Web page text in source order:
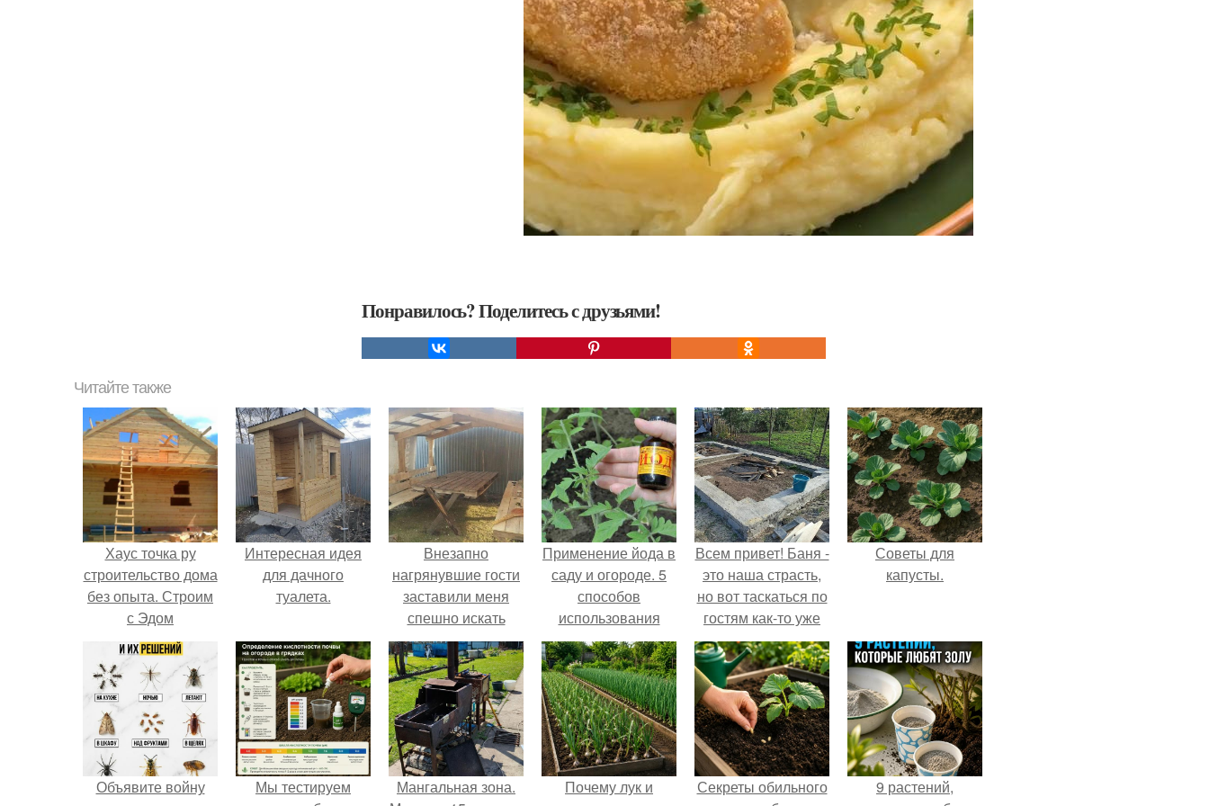
Понравилось? Поделитесь с друзьями!
Читайте также
Хаус точка ру
строительство дома
без опыта. Строим
с Эдом
Интересная идея
для дачного
туалета.
Внезапно
нагрянувшие гости
заставили меня
спешно искать
решение, так как на
обстоятельный
ремонт времени
катастрофически не
хватало.
Применение йода в
саду и огороде. 5
способов
использования
йода в огороде
Всем привет! Баня -
это наша страсть,
но вот таскаться по
гостям как-то уже
надоело.
Советы для
капусты.
Объявите войну
Мы тестируем
Мангальная зона.
Почему лук и
Секреты обильного
9 растений,